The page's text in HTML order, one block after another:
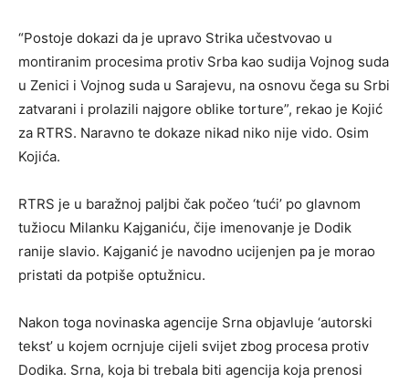
“Postoje dokazi da je upravo Strika učestvovao u
montiranim procesima protiv Srba kao sudija Vojnog suda
u Zenici i Vojnog suda u Sarajevu, na osnovu čega su Srbi
zatvarani i prolazili najgore oblike torture”, rekao je Kojić
za RTRS. Naravno te dokaze nikad niko nije vido. Osim
Kojića.
RTRS je u baražnoj paljbi čak počeo ‘tući’ po glavnom
tužiocu Milanku Kajganiću, čije imenovanje je Dodik
ranije slavio. Kajganić je navodno ucijenjen pa je morao
pristati da potpiše optužnicu.
Nakon toga novinaska agencije Srna objavluje ‘autorski
tekst’ u kojem ocrnjuje cijeli svijet zbog procesa protiv
Dodika. Srna, koja bi trebala biti agencija koja prenosi